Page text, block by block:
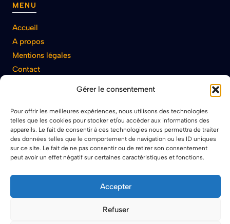
Gérer le consentement
Pour offrir les meilleures expériences, nous utilisons des technologies
telles que les cookies pour stocker et/ou accéder aux informations des
appareils. Le fait de consentir à ces technologies nous permettra de traiter
des données telles que le comportement de navigation ou les ID uniques
sur ce site. Le fait de ne pas consentir ou de retirer son consentement
peut avoir un effet négatif sur certaines caractéristiques et fonctions.
Accepter
Refuser
MENU
Accueil
A propos
Mentions légales
Contact
ARCHIVE
Ameublement
Maison